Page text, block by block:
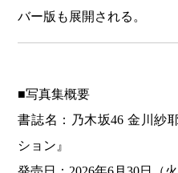
バー版も展開される。
■写真集概要
書誌名：乃木坂46 金川紗
ション』